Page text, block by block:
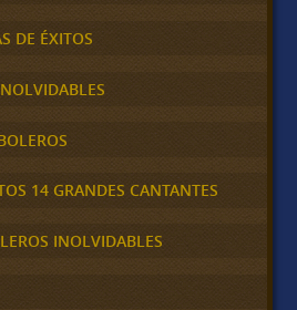
DE ÉXITOS
14 GRANDES CANTANTES
INOLVIDABLES